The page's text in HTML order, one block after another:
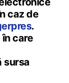
caz de
.
care
sursa